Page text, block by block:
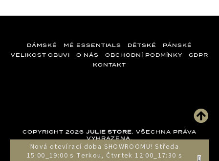
Nová otevírací doba SHOWROOMU! Středa
15:00_19:00 s Terkou, Čtvrtek 12:00_17:30 s
DÁMSKÉ MÉ ESSENTIALS DĚTSKÉ
PÁNSKÉ
VELIKOST OBUVI
O NÁS OBCHODNÍ PODMÍNKY
GDPR
KONTAKT
COPYRIGHT 2026 JULIE STORE. VŠECHNA PRÁVA
VYHRAZENA.